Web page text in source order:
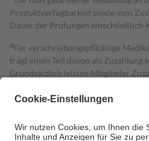
Produktverfügbarkeit sowie vom
Dauer der Prüfungen einschließlich
4Für verschreibungspflichtige
trägt einen Teil davon als Zuzahlung
Grundsätzlich leisten Mitglieder
Diese Regeln gelten grundsätzlich
Um das Engagement der
• Kindern und Jugendlichen bis